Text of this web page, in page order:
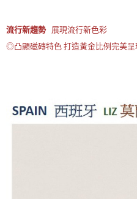
流行新趨勢展現流行新色彩
◎凸顯磁磚特色 打造黃金比例完美